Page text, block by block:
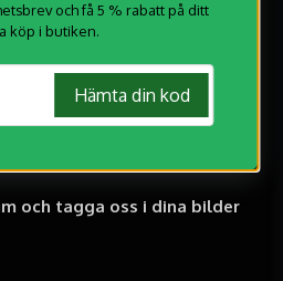
och få 5 % rabatt på ditt
köp i butiken.
Hämta din kod
och tagga oss i dina bilder